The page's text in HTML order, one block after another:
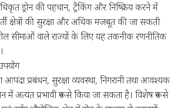
ड्रोन की पहचान, ट्रैकिंग और निष्क्रिय करने में
क्षेत्रों की सुरक्षा और अधिक मजबूत की जा सकती
सीमाओं वाले राज्यों के लिए यह तकनीक रणनीतिक
आपदा प्रबंधन, सुरक्षा व्यवस्था, निगरानी तथा आवश्यक
अत्यंत प्रभावी रूप से किया जा सकता है। विशेष रूप से